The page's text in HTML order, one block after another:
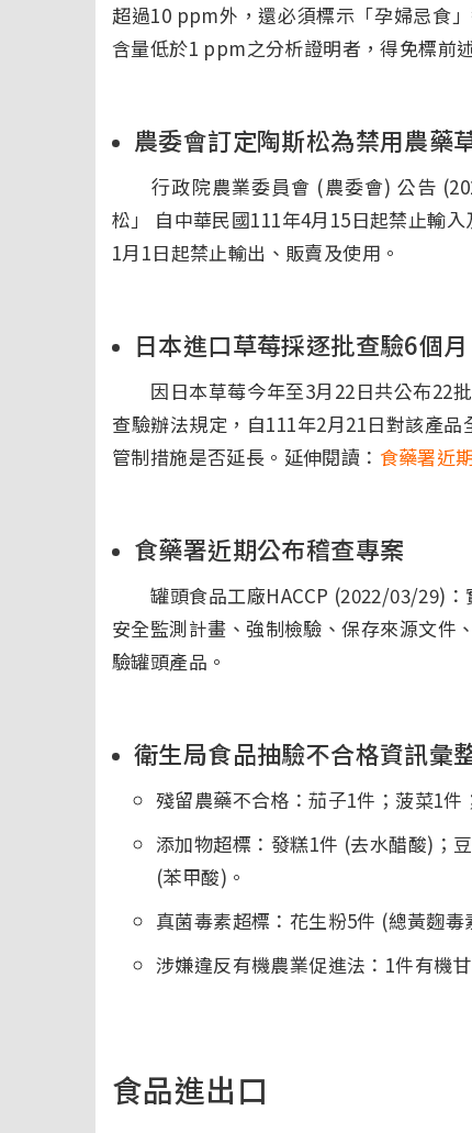
超過10 ppm外，還必須標示「孕婦忌食
含量低於1 ppm之分析證明者，得免標前
農委會訂定陶斯松為禁用農藥
行政院農業委員會 (農委會) 公告
松」 自中華民國111年4月15日起禁止輸
1月1日起禁止輸出、販賣及使用。
日本進口草莓採逐批查驗6個月
因日本草莓今年至3月22日共公布22批
查驗辦法規定，自111年2月21日對該產
管制措施是否延長。延伸閱讀： 食藥署近
食藥署近期公布稽查專案
罐頭食品工廠HACCP (2022/03/29)：
安全監測計畫、強制檢驗、保存來源文件
驗罐頭產品。
衛生局食品抽驗不合格資訊彙
殘留農藥不合格：茄子1件；菠菜1件
添加物超標：發糕1件 (去水醋酸)；
(苯甲酸)。
真菌毒素超標：花生粉5件 (總黃麴
涉嫌違反有機農業促進法：1件有機
食品進出口